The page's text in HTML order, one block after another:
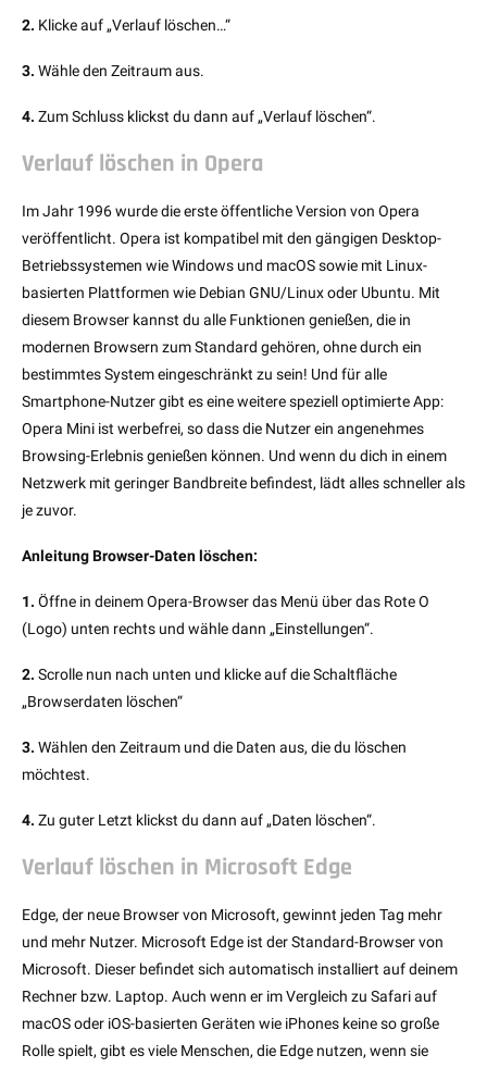
2. Klicke auf „Verlauf löschen…“
3. Wähle den Zeitraum aus.
4. Zum Schluss klickst du dann auf „Verlauf löschen“.
Verlauf löschen in Opera
Im Jahr 1996 wurde die erste öffentliche Version von Opera
veröffentlicht. Opera ist kompatibel mit den gängigen Desktop-
Betriebssystemen wie Windows und macOS sowie mit Linux-
basierten Plattformen wie Debian GNU/Linux oder Ubuntu. Mit
diesem Browser kannst du alle Funktionen genießen, die in
modernen Browsern zum Standard gehören, ohne durch ein
bestimmtes System eingeschränkt zu sein! Und für alle
Smartphone-Nutzer gibt es eine weitere speziell optimierte App:
Opera Mini ist werbefrei, so dass die Nutzer ein angenehmes
Browsing-Erlebnis genießen können. Und wenn du dich in einem
Netzwerk mit geringer Bandbreite befindest, lädt alles schneller als
je zuvor.
Anleitung Browser-Daten löschen:
1. Öffne in deinem Opera-Browser das Menü über das Rote O
(Logo) unten rechts und wähle dann „Einstellungen“.
2. Scrolle nun nach unten und klicke auf die Schaltfläche
„Browserdaten löschen“
3. Wählen den Zeitraum und die Daten aus, die du löschen
möchtest.
4. Zu guter Letzt klickst du dann auf „Daten löschen“.
Verlauf löschen in Microsoft Edge
Edge, der neue Browser von Microsoft, gewinnt jeden Tag mehr
und mehr Nutzer. Microsoft Edge ist der Standard-Browser von
Microsoft. Dieser befindet sich automatisch installiert auf deinem
Rechner bzw. Laptop. Auch wenn er im Vergleich zu Safari auf
macOS oder iOS-basierten Geräten wie iPhones keine so große
Rolle spielt, gibt es viele Menschen, die Edge nutzen, wenn sie